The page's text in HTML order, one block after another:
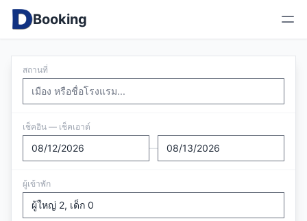
Booking
สถานที่
เช็คอิน — เช็คเอาต์
—
ผู้เข้าพัก